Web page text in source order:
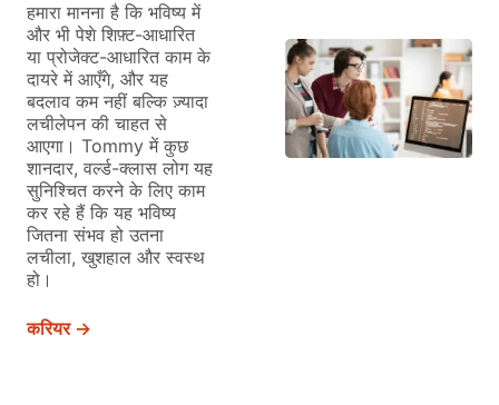
हमारा मानना है कि भविष्य में
और भी पेशे शिफ़्ट-आधारित
या प्रोजेक्ट-आधारित काम के
दायरे में आएँगे, और यह
बदलाव कम नहीं बल्कि ज़्यादा
लचीलेपन की चाहत से
आएगा। Tommy में कुछ
शानदार, वर्ल्ड-क्लास लोग यह
सुनिश्चित करने के लिए काम
कर रहे हैं कि यह भविष्य
जितना संभव हो उतना
लचीला, खुशहाल और स्वस्थ
हो।
करियर →